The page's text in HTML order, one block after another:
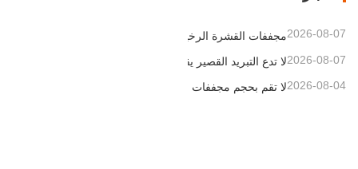
2026-08-07
لا تدع التبريد القصير يقوض تكديس القشرة2026-08-07
2026-08-04